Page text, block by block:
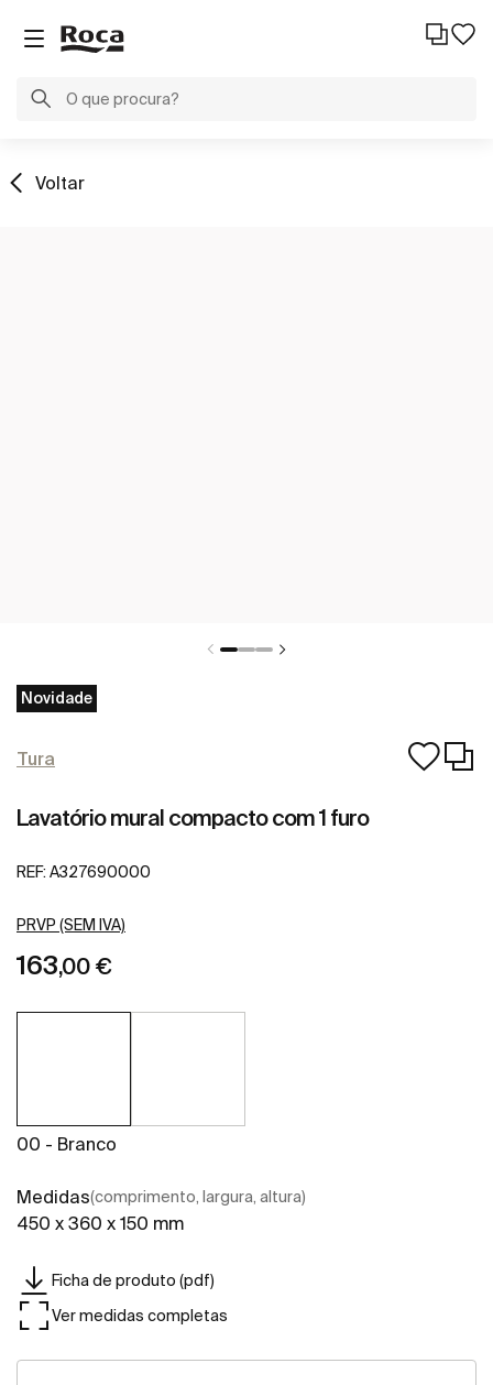
Voltar
Novidade
Tura
Lavatório mural compacto com 1 furo
REF: A327690000
PRVP (SEM IVA)
163,00 €
00 - Branco
Medidas(comprimento, largura, altura)
450 x 360 x 150 mm
Ficha de produto (pdf)
Ver medidas completas